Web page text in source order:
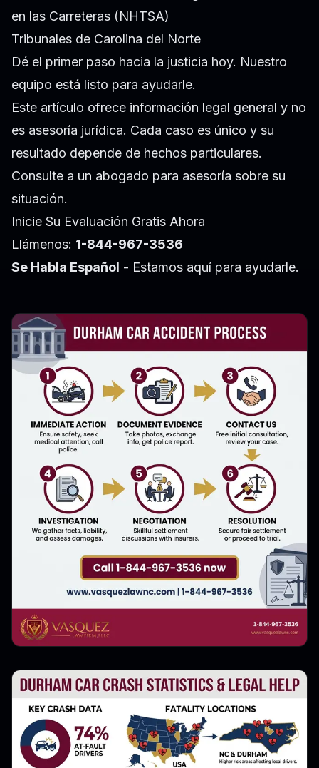
en las Carreteras (NHTSA)
Tribunales de Carolina del Norte
Dé el primer paso hacia la justicia hoy. Nuestro
equipo está listo para ayudarle.
Este artículo ofrece información legal general y no
es asesoría jurídica. Cada caso es único y su
resultado depende de hechos particulares.
Consulte a un abogado para asesoría sobre su
situación.
Inicie Su Evaluación Gratis Ahora
Llámenos: 1-844-967-3536
Se Habla Español - Estamos aquí para ayudarle.